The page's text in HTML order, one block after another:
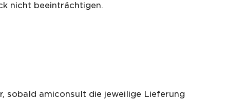
nicht beeinträchtigen.
sobald amiconsult die jeweilige Lieferung